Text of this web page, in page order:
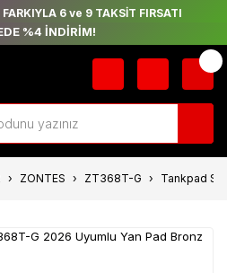
6 ve 9 TAKSİT FIRSATI
%4 İNDİRİM!
ZONTES ZT368T-G Tankpad